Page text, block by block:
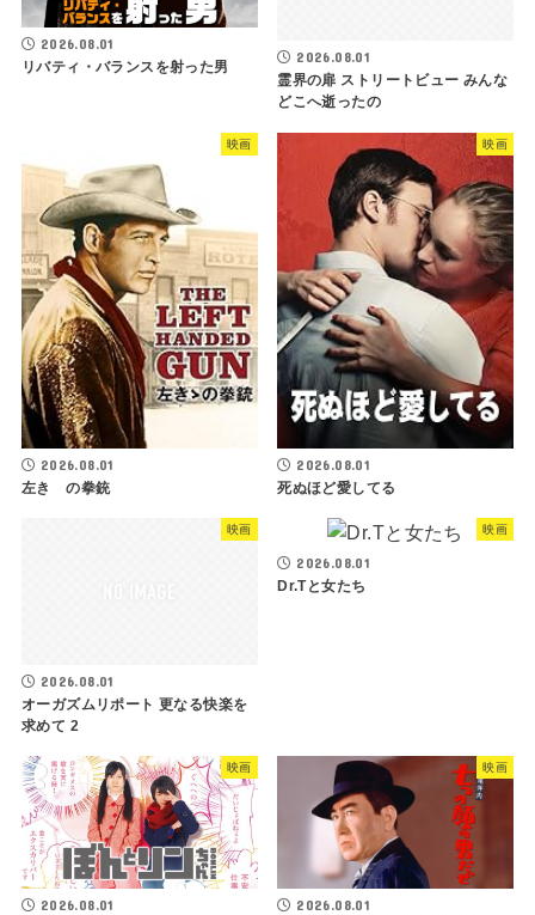
2026.08.01
リバティ・バランスを射った男
2026.08.01
霊界の扉 ストリートビュー みんな
どこへ逝ったの
映画
2026.08.01
左きゝの拳銃
映画
2026.08.01
死ぬほど愛してる
映画
2026.08.01
オーガズムリポート 更なる快楽を
求めて 2
映画
2026.08.01
Dr.Tと女たち
映画
2026.08.01
映画
2026.08.01